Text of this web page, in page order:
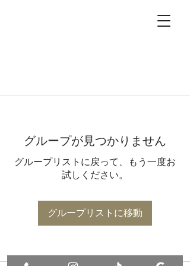
グループが見つかりません
グループリストに戻って、もう一度お
試しください。
グループリストに移動